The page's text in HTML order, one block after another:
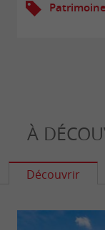
Patrimoine
À
Découvrir